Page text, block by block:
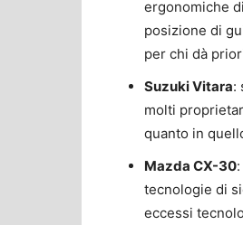
ergonomiche
posizione di
per chi dà
Suzuki Vitara:
molti
quanto in
Mazda CX-30
tecnologie di
eccessi